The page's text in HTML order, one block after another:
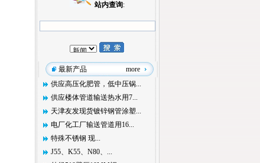
站内查询:
最新产品 more
供应高压化肥管，低中压锅...
供应楼体管道输送热水用7...
天津友发现货镀锌钢管涂塑...
电厂化工厂输送管道用16...
特殊不锈钢 现...
J55、K55、N80、...